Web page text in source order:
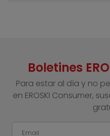
Boletines
Para estar al día y no
en EROSKI Consumer,